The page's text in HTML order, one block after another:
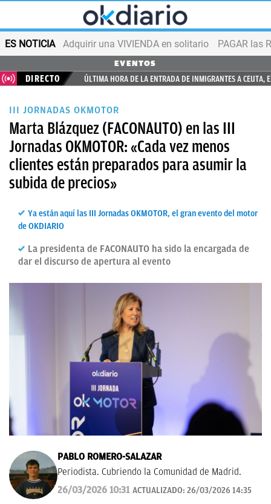
ES NOTICIA Adquirir una VIVIENDA en solitario PAGAR las
EVENTOS
DIRECTO ÚLTIMA HORA DE LA ENTRADA DE INMIGRANTES A CEUTA,
III JORNADAS OKMOTOR
Marta Blázquez (FACONAUTO) en las III
Jornadas OKMOTOR: «Cada vez menos
clientes están preparados para asumir la
subida de precios»
Ya están aquí las III Jornadas OKMOTOR, el gran evento del motor
de OKDIARIO
La presidenta de FACONAUTO ha sido la encargada de
dar el discurso de apertura al evento
PABLO ROMERO-SALAZAR
Periodista. Cubriendo la Comunidad de Madrid.
26/03/2026 10:31 ACTUALIZADO: 26/03/2026 14:35